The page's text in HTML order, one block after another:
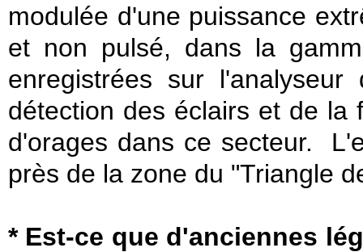
modulée d'une puissance
et non pulsé, dans la
enregistrées sur
détection des éclairs et de la
d'orages dans ce secteur.
près de la zone du "Triangle
* Est-ce que d'anciennes